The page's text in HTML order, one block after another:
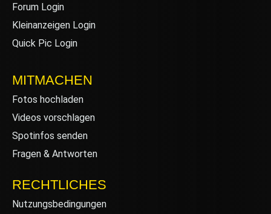
Forum Login
Kleinanzeigen Login
Quick Pic Login
MITMACHEN
Fotos hochladen
Videos vorschlagen
Spotinfos senden
Fragen & Antworten
RECHTLICHES
Nutzungsbedingungen